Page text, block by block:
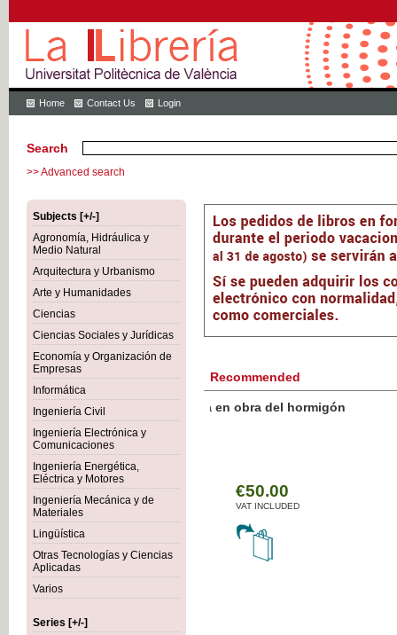
Home Contact Us Login
Search
>> Advanced search
Subjects [+/-]
Agronomía, Hidráulica y
Medio Natural
Arquitectura y Urbanismo
Arte y Humanidades
Ciencias
Ciencias Sociales y Jurídicas
Economía y Organización de
Empresas
Informática
Ingeniería Civil
Ingeniería Electrónica y
Comunicaciones
Ingeniería Energética,
Eléctrica y Motores
Ingeniería Mecánica y de
Materiales
Lingüística
Otras Tecnologías y Ciencias
Aplicadas
Varios
Series [+/-]
Recommended
Botánica Agroalimentaria